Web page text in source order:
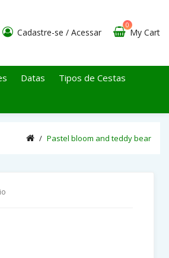
Cadastre-se / Acessar My Cart
0
Datas
Tipos de Cestas
Pastel bloom and teddy bear